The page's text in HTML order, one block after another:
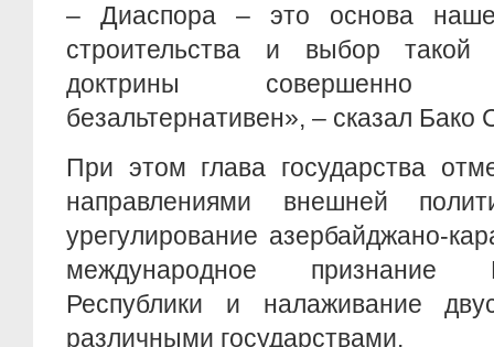
– Диаспора – это основа
строительства и выбор такой
доктрины совершенно
безальтернативен», – сказал Бако
При этом глава государства
направлениями внешней
урегулирование азербайджано-
международное признание
Республики и налаживание
различными государствами.